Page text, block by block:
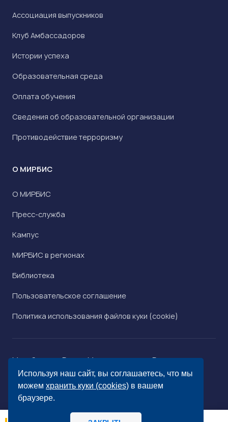
Используя наш сайт, вы соглашаетесь, что мы
можемхранить куки (cookies) в вашем
браузере.
Ассоциация выпускников
Клуб Амбассадоров
Истории успеха
Образовательная среда
Оплата обучения
Сведения об образовательной организации
Противодействие терроризму
О МИРБИС
О МИРБИС
Пресс-служба
Кампус
МИРБИС в регионах
Библиотека
Пользовательское соглашение
Политика использования файлов куки (cookie)
Минобрнауки РоссииМинпросвещения России
РоскомнадзорРособрнадзор
© «МИРБИС», 2026